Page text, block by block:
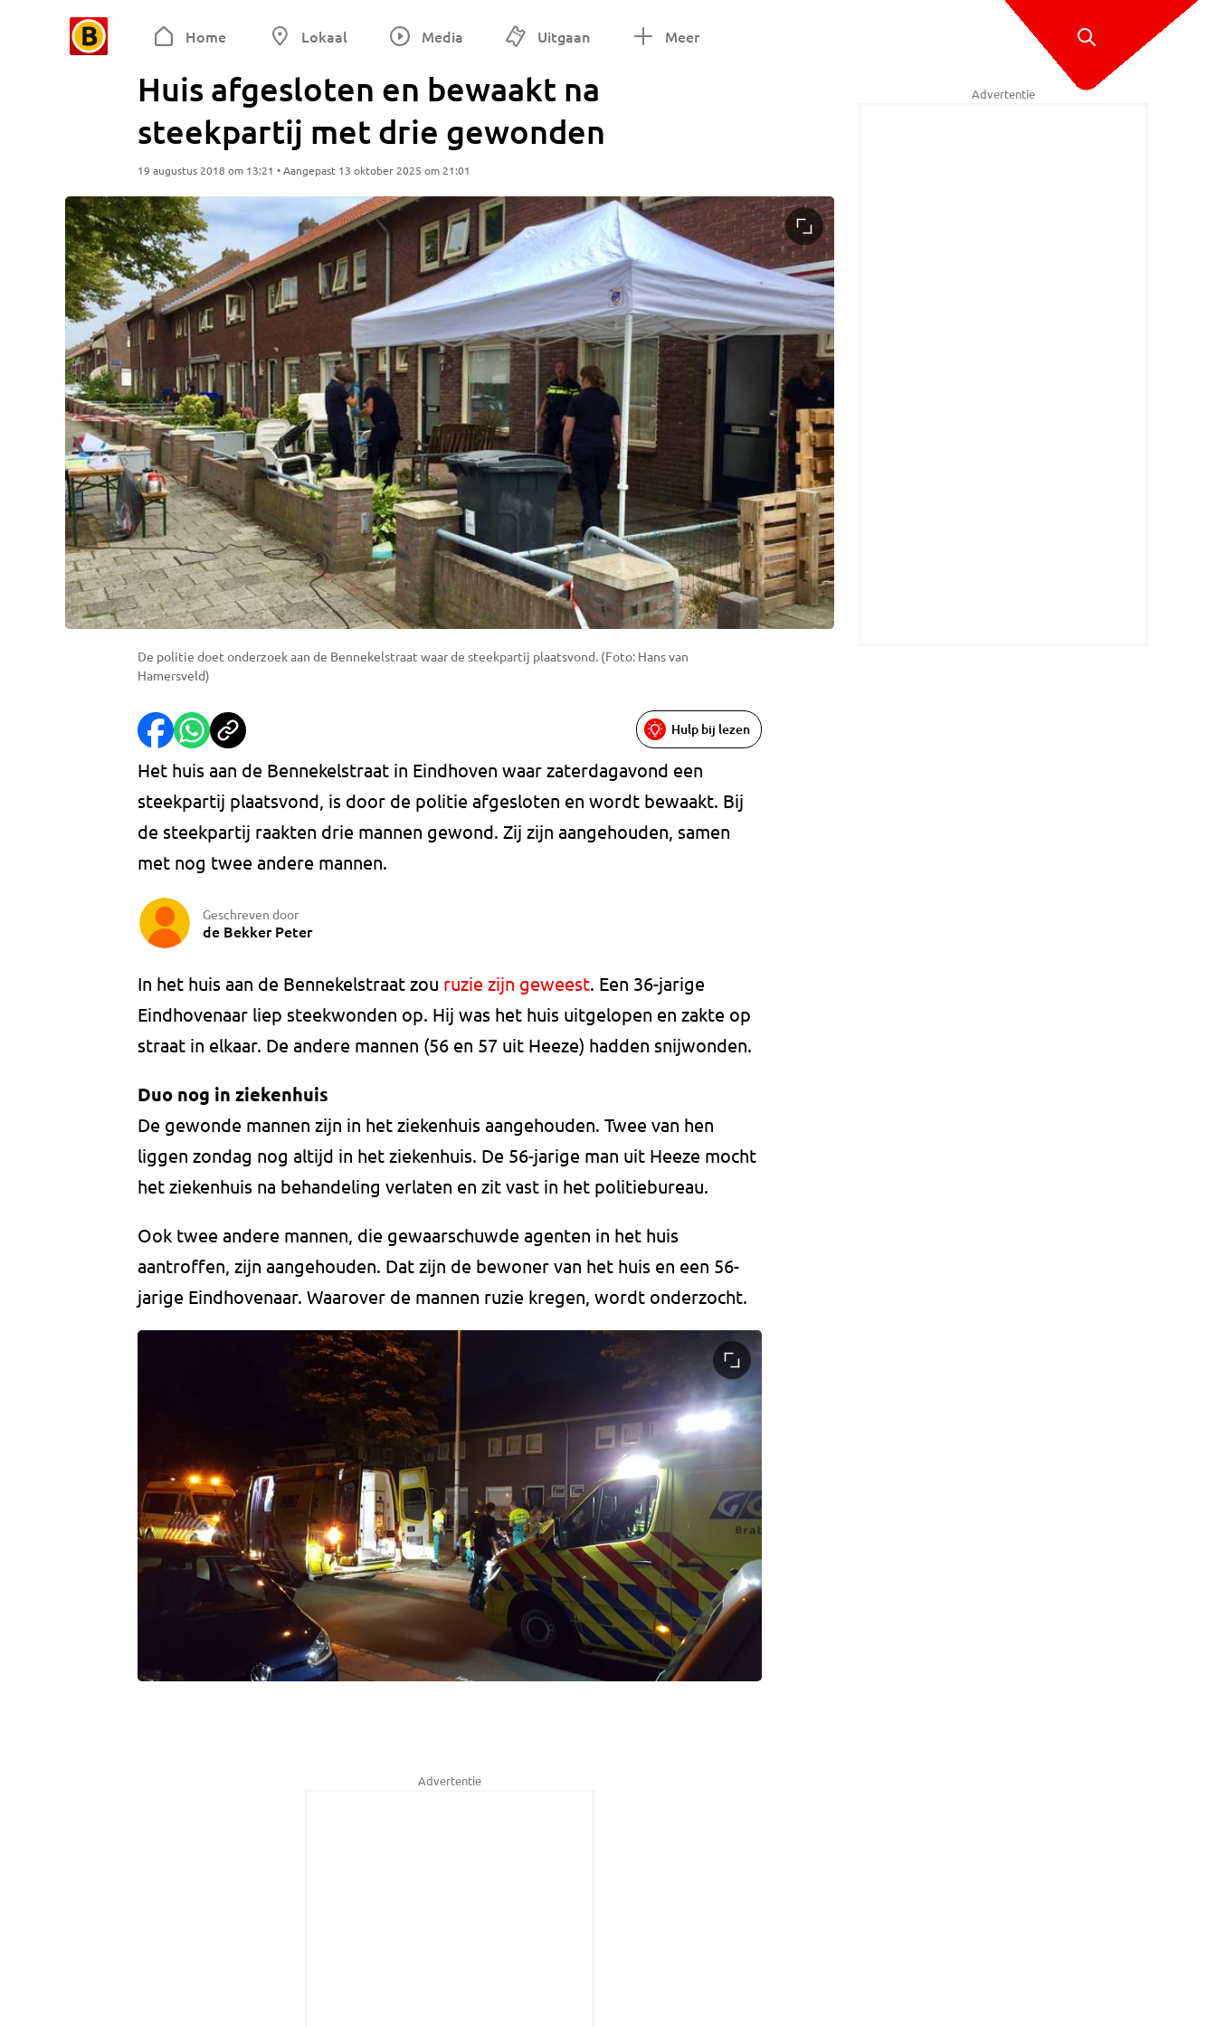
Home Lokaal Media Uitgaan Meer
Huis afgesloten en bewaakt na
steekpartij met drie gewonden
19 augustus 2018 om 13:21 • Aangepast 13 oktober 2025 om 21:01
De politie doet onderzoek aan de Bennekelstraat waar de steekpartij plaatsvond. (Foto: Hans van
Hamersveld)
Hulp bij lezen
Het huis aan de Bennekelstraat in Eindhoven waar zaterdagavond een
steekpartij plaatsvond, is door de politie afgesloten en wordt bewaakt. Bij
de steekpartij raakten drie mannen gewond. Zij zijn aangehouden, samen
met nog twee andere mannen.
Geschreven door
de Bekker Peter
In het huis aan de Bennekelstraat zou ruzie zijn geweest. Een 36-jarige
Eindhovenaar liep steekwonden op. Hij was het huis uitgelopen en zakte op
straat in elkaar. De andere mannen (56 en 57 uit Heeze) hadden snijwonden.
Duo nog in ziekenhuis
De gewonde mannen zijn in het ziekenhuis aangehouden. Twee van hen
liggen zondag nog altijd in het ziekenhuis. De 56-jarige man uit Heeze mocht
het ziekenhuis na behandeling verlaten en zit vast in het politiebureau.
Ook twee andere mannen, die gewaarschuwde agenten in het huis
aantroffen, zijn aangehouden. Dat zijn de bewoner van het huis en een 56-
jarige Eindhovenaar. Waarover de mannen ruzie kregen, wordt onderzocht.
Advertentie
Advertentie